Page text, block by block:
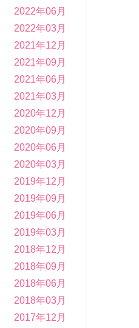
2022年06月
2022年03月
2021年12月
2021年09月
2021年06月
2021年03月
2020年12月
2020年09月
2020年06月
2020年03月
2019年12月
2019年09月
2019年06月
2019年03月
2018年12月
2018年09月
2018年06月
2018年03月
2017年12月